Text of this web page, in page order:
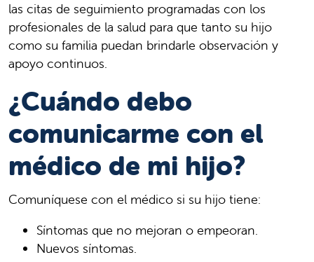
las citas de seguimiento programadas con los
profesionales de la salud para que tanto su hijo
como su familia puedan brindarle observación y
apoyo continuos.
¿Cuándo debo
comunicarme con el
médico de mi hijo?
Comuníquese con el médico si su hijo tiene:
Síntomas que no mejoran o empeoran.
Nuevos síntomas.